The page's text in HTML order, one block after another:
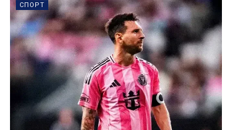
СПОРТ